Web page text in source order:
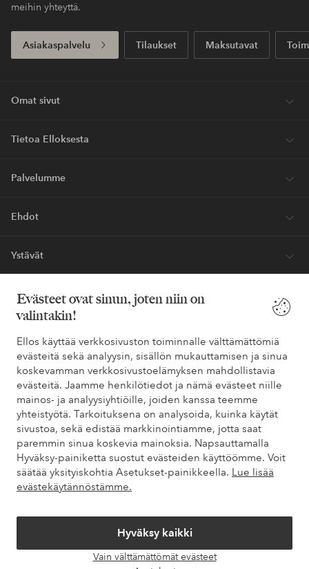
Evästeet ovat sinun, joten niin on
valintakin!
Ellos käyttää verkkosivuston toiminnalle välttämättömiä
evästeitä sekä analyysin, sisällön mukauttamisen ja sinua
koskevamman verkkosivustoelämyksen mahdollistavia
evästeitä. Jaamme henkilötiedot ja nämä evästeet niille
mainos- ja analyysiyhtiöille, joiden kanssa teemme
yhteistyötä. Tarkoituksena on analysoida, kuinka käytät
sivustoa, sekä edistää markkinointiamme, jotta saat
paremmin sinua koskevia mainoksia. Napsauttamalla
Hyväksy-painiketta suostut evästeiden käyttöömme. Voit
säätää yksityiskohtia Asetukset-painikkeella. Lue lisää
evästekäytännöstämme.
Hyväksy kaikki
Vain välttämättömät evästeet
meihin yhteyttä.
Asiakaspalvelu Tilaukset Maksutavat
Omat sivut
Tietoa Elloksesta
Palvelumme
Ehdot
Ystävät
Turvalliset maksut – maksa nyt tai erissä
Haluatko tietää
lisää maksuvaihtoehdoistamme
elpy elpy
Suomi - Valitse maa
Facebook Instagram Pinterest Youtube